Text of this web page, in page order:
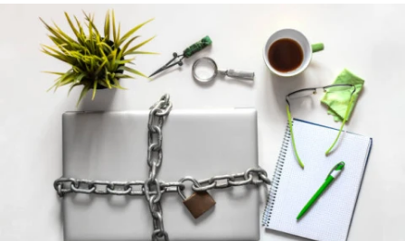
Bingöl
Bitlis
Bolu
Burdur
Bursa
Çanakkale